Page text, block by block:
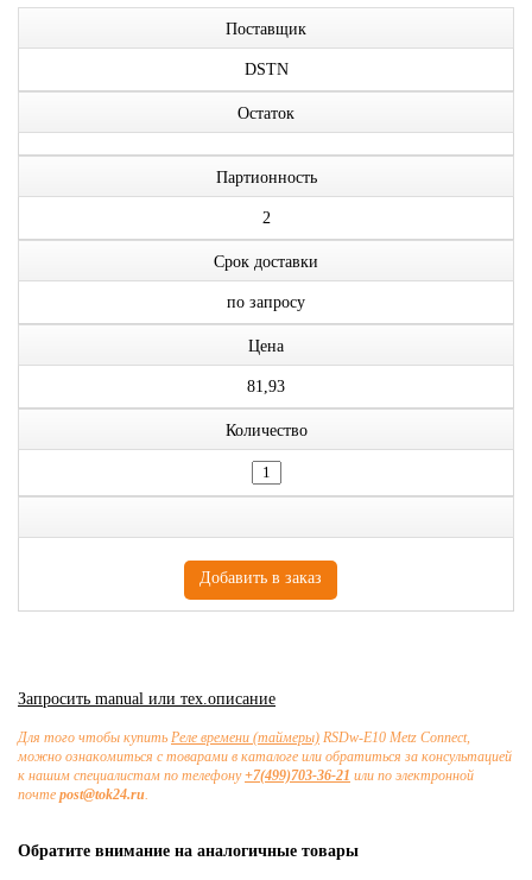
Поставщик
DSTN
Остаток
Партионность
2
Срок доставки
по запросу
Цена
81,93
Количество
Запросить manual или тех.описание
Для того чтобы купить Реле времени (таймеры) RSDw-E10 Metz Connect,
можно ознакомиться с товарами в каталоге или обратиться за консультацией
к нашим специалистам по телефону+7(499)703-36-21 или по электронной
почте post@tok24.ru.
Обратите внимание на аналогичные товары